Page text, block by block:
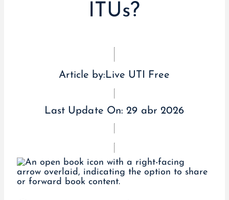
ITUs?
Article by:Live UTI Free
Last Update On:29 abr 2026